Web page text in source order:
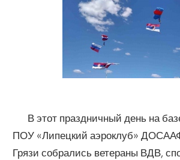
В этот праздничный день на
ПОУ «Липецкий аэроклуб»
Грязи собрались ветераны ВДВ,